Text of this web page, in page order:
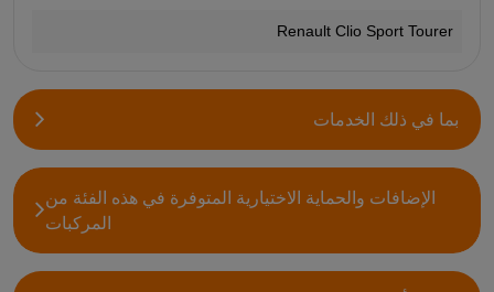
Renault Clio Sport Tourer
بما في ذلك الخدمات
الإضافات والحماية الاختيارية المتوفرة في هذه الفئة من
المركبات